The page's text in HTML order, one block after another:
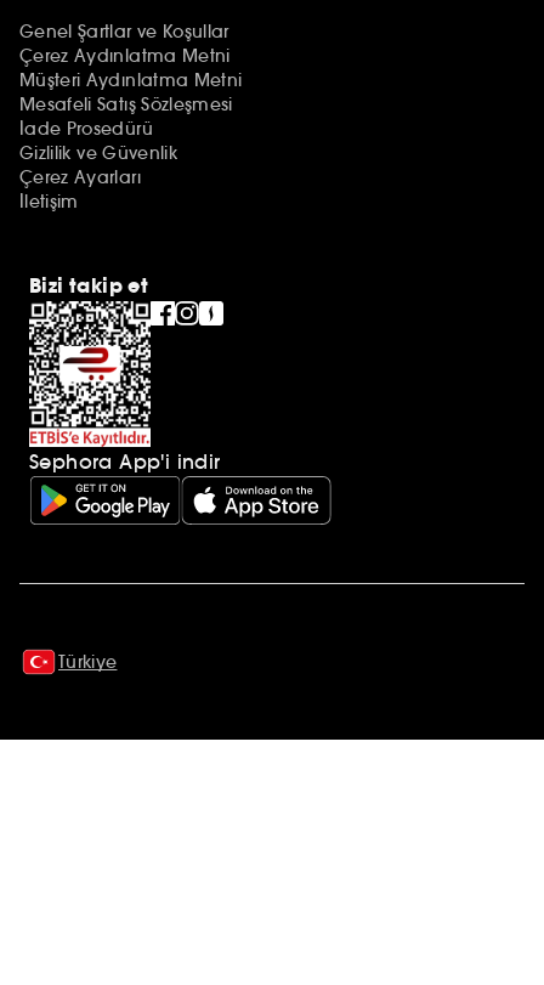
Genel Şartlar ve Koşullar
Çerez Aydınlatma Metni
Müşteri Aydınlatma Metni
Mesafeli Satış Sözleşmesi
İade Prosedürü
Gizlilik ve Güvenlik
Çerez Ayarları
İletişim
Bizi takip et
Sephora App'i indir
Türkiye